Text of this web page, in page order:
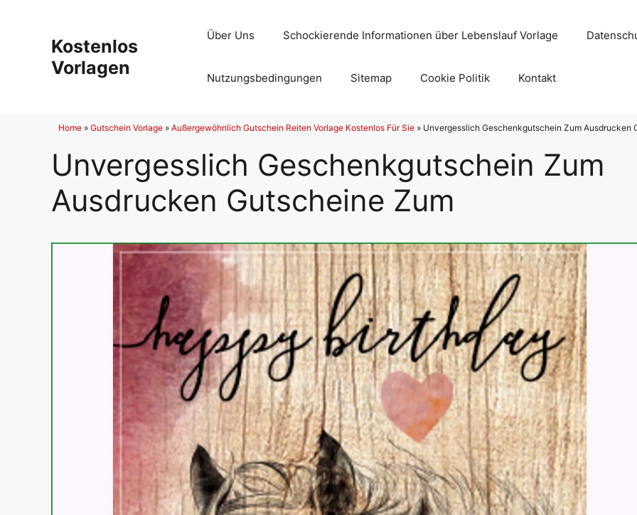
Kostenlos
Vorlagen
Über Uns Schockierende Informationen über Lebenslauf Vorlage
Nutzungsbedingungen Sitemap Cookie Politik Kontakt
Home » Gutschein Vorlage » Außergewöhnlich Gutschein Reiten Vorlage Kostenlos Für Sie » Unvergesslich Geschenkgutschein Zum Ausdrucken
Unvergesslich Geschenkgutschein Zum
Ausdrucken Gutscheine Zum